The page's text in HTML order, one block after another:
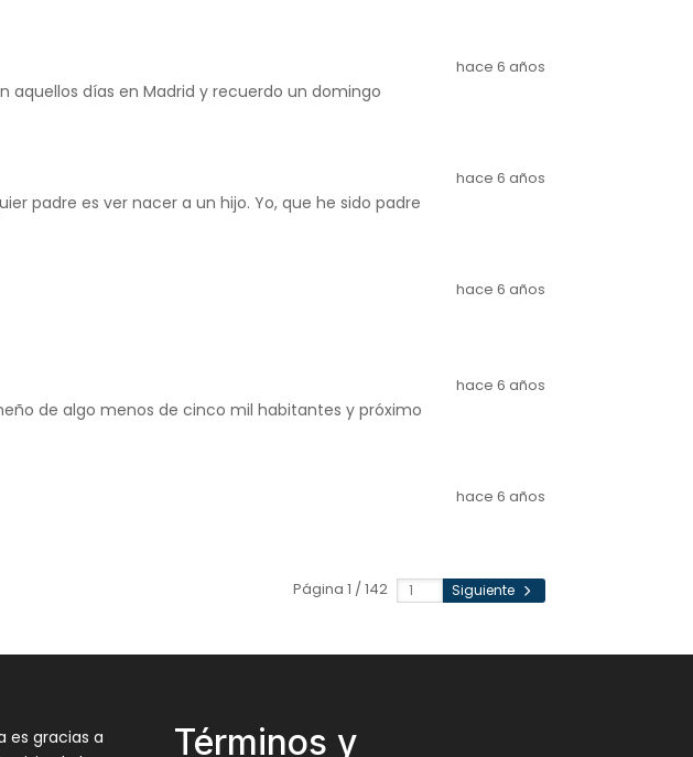
aquellos días en Madrid y recuerdo un domingo
hace 6 años
padre es ver nacer a un hijo. Yo, que he sido padre
hace 6 años
hace 6 años
de algo menos de cinco mil habitantes y próximo
hace 6 años
hace 6 años
Página 1 / 142 Siguiente
es gracias a
Términos y